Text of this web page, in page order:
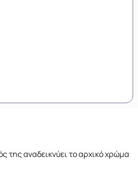
της αναδεικνύει το αρχικό χρώμα